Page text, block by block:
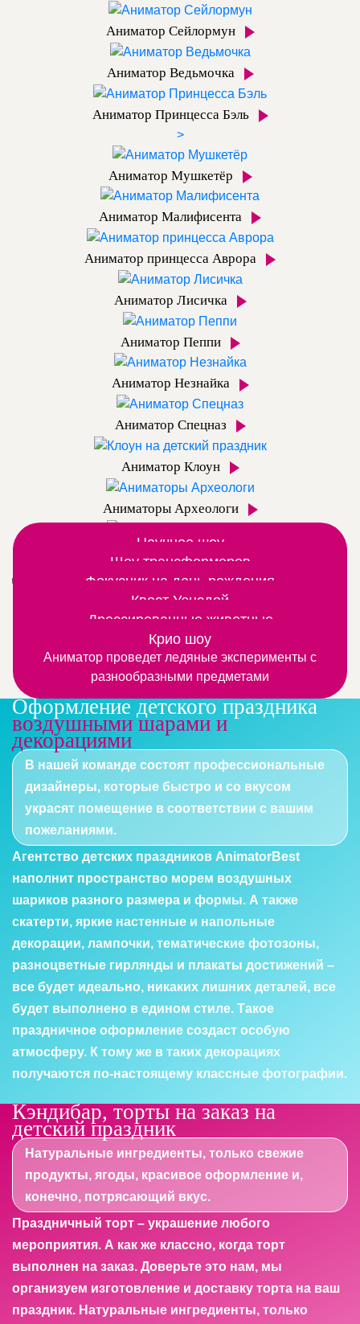
Аниматор Сейлормун
Аниматор Ведьмочка
Аниматор Принцесса Бэль
>
Аниматор Мушкетёр
Аниматор Малифисента
Аниматор принцесса Аврора
Аниматор Лисичка
Аниматор Пеппи
Аниматор Незнайка
Аниматор Спецназ
Аниматор Клоун
Аниматоры Археологи
Дополнительные шоу программы
Научное шоу
Вместе с аниматором открываем мир химии и
физики
Шоу трансформеров
Шоу роботов трансформеров постреляем из
дымовой светящейся пушки
Фокусник на день рождения
Шоу фокусов любят даже взрослые, а дети – тем
более
Квест Уэнсдей
Замечательная программа для тех, кто любят
узнавать, что-то новое и интересное
Дрессированные животные
Это веселые номера с участием четвероногих или
пернатых артистов
Крио шоу
Аниматор проведет ледяные эксперименты с
разнообразными предметами
Оформление детского праздника
воздушными шарами и
декорациями
В нашей команде состоят профессиональные
дизайнеры, которые быстро и со вкусом
украсят помещение в соответствии с вашим
пожеланиями.
Агентство детских праздников AnimatorBest
наполнит пространство морем воздушных
шариков разного размера и формы. А также
скатерти, яркие настенные и напольные
декорации, лампочки, тематические фотозоны,
разноцветные гирлянды и плакаты достижений –
все будет идеально, никаких лишних деталей, все
будет выполнено в едином стиле. Такое
праздничное оформление создаст особую
атмосферу. К тому же в таких декорациях
получаются по-настоящему классные фотографии.
Кэндибар, торты на заказ на
детский праздник
Натуральные ингредиенты, только свежие
продукты, ягоды, красивое оформление и,
конечно, потрясающий вкус.
Праздничный торт – украшение любого
мероприятия. А как же классно, когда торт
выполнен на заказ. Доверьте это нам, мы
организуем изготовление и доставку торта на ваш
праздник. Натуральные ингредиенты, только